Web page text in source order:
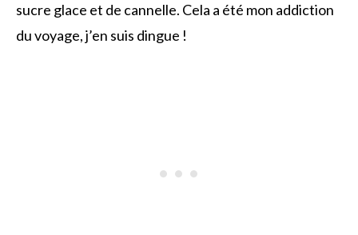
sucre glace et de cannelle. Cela a été mon addiction
du voyage, j’en suis dingue !